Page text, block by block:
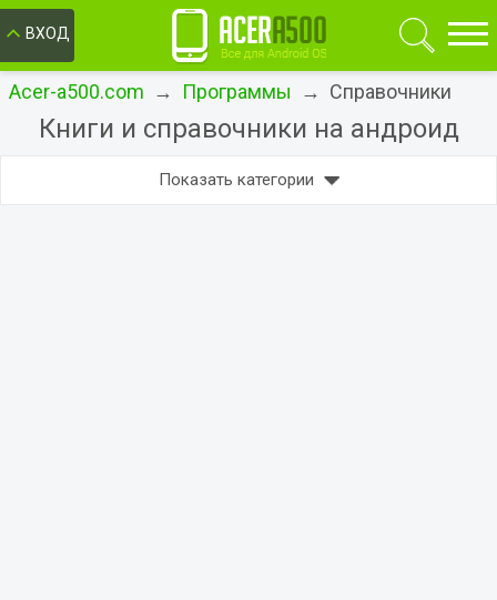
ВХОД
Acer-a500.com → Программы → Справочники
Книги и справочники на андроид
Показать категории